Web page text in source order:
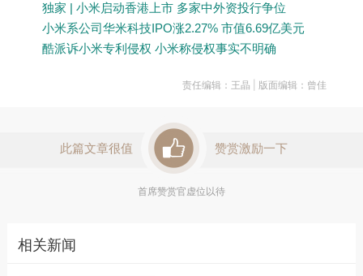
独家 | 小米启动香港上市 多家中外资投行争位
小米系公司华米科技IPO涨2.27% 市值6.69亿美元
酷派诉小米专利侵权 小米称侵权事实不明确
责任编辑：王晶 | 版面编辑：曾佳
此篇文章很值 赞赏激励一下
首席赞赏官虚位以待
相关新闻